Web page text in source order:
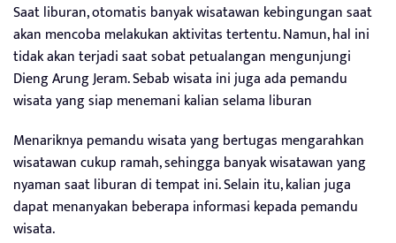
Saat liburan, otomatis banyak wisatawan kebingungan saat
akan mencoba melakukan aktivitas tertentu. Namun, hal ini
tidak akan terjadi saat sobat petualangan mengunjungi
Dieng Arung Jeram. Sebab wisata ini juga ada pemandu
wisata yang siap menemani kalian selama liburan
Menariknya pemandu wisata yang bertugas mengarahkan
wisatawan cukup ramah, sehingga banyak wisatawan yang
nyaman saat liburan di tempat ini. Selain itu, kalian juga
dapat menanyakan beberapa informasi kepada pemandu
wisata.